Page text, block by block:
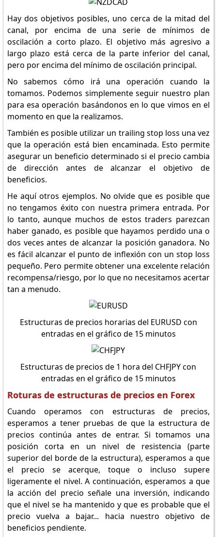
Hay dos objetivos posibles, uno cerca de la mitad del
canal, por encima de una serie de mínimos de
oscilación a corto plazo. El objetivo más agresivo a
largo plazo está cerca de la parte inferior del canal,
pero por encima del mínimo de oscilación principal.
No sabemos cómo irá una operación cuando la
tomamos. Podemos simplemente seguir nuestro plan
para esa operación basándonos en lo que vimos en el
momento en que la realizamos.
También es posible utilizar un trailing stop loss una vez
que la operación está bien encaminada. Esto permite
asegurar un beneficio determinado si el precio cambia
de dirección antes de alcanzar el objetivo de
beneficios.
He aquí otros ejemplos. No olvide que es posible que
no tengamos éxito con nuestra primera entrada. Por
lo tanto, aunque muchos de estos traders parezcan
haber ganado, es posible que hayamos perdido una o
dos veces antes de alcanzar la posición ganadora. No
es fácil alcanzar el punto de inflexión con un stop loss
pequeño. Pero permite obtener una excelente relación
recompensa/riesgo, por lo que no necesitamos acertar
tan a menudo.
Estructuras de precios horarias del EURUSD con
entradas en el gráfico de 15 minutos
Estructuras de precios de 1 hora del CHFJPY con
entradas en el gráfico de 15 minutos
Roturas de estructuras de precios en Forex
Cuando operamos con estructuras de precios,
esperamos a tener pruebas de que la estructura de
precios continúa antes de entrar. Si tomamos una
posición corta en un nivel de resistencia (parte
superior del borde de la estructura), esperamos a que
el precio se acerque, toque o incluso supere
ligeramente el nivel. A continuación, esperamos a que
la acción del precio señale una inversión, indicando
que el nivel se ha mantenido y que es probable que el
precio vuelva a bajar... hacia nuestro objetivo de
beneficios pendiente.